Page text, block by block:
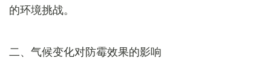
的环境挑战。
二、气候变化对防霉效果的影响